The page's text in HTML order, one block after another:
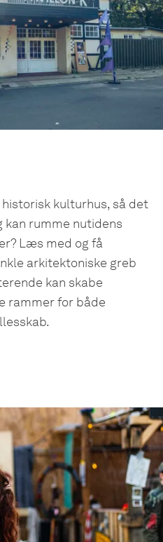
kulturhus, så det
rumme nutidens
Læs med og få
arkitektoniske greb
kan skabe
rammer for både